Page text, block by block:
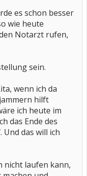
es schon besser
wie heute
Notarzt rufen,
sein.
wenn ich da
hilft
ich heute im
das Ende des
das will ich
nicht laufen kann,